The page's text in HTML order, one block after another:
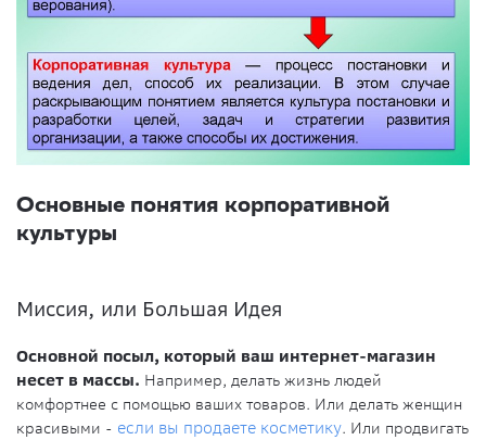
Основные понятия корпоративной
культуры
Миссия, или Большая Идея
Основной посыл, который ваш интернет-магазин
несет в массы. Например, делать жизнь людей
комфортнее с помощью ваших товаров. Или делать женщин
красивыми - если вы продаете косметику. Или продвигать